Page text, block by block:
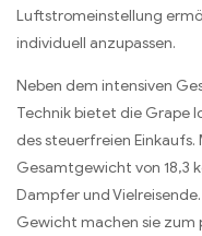
Luftstromeinstellung
individuell anzupassen.
Neben dem intensiven
Technik bietet die Grape
des steuerfreien
Gesamtgewicht von 18,3
Dampfer und
Gewicht machen sie